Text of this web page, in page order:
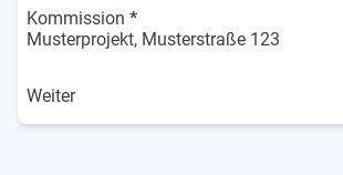
Kommission *
Weiter